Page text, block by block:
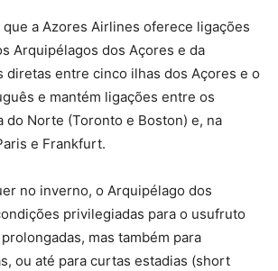
a Azores Airlines oferece ligações
Arquipélagos dos Açores e da
diretas entre cinco ilhas dos Açores e o
e mantém ligações entre os
do Norte (Toronto e Boston) e, na
e Frankfurt.
no inverno, o Arquipélago dos
privilegiadas para o usufruto
mas também para
ou até para curtas estadias (short